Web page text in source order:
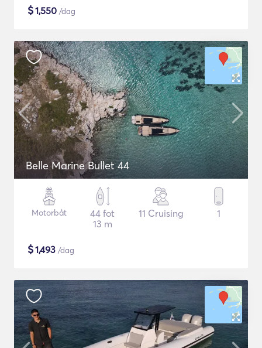
$1,550 /dag
Belle Marine Bullet 44
Motorbåt
44 fot
13 m
11 Cruising 1
$1,493 /dag